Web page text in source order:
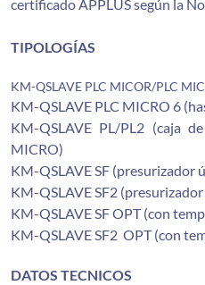
certificado APPLUS según la
TIPOLOGÍAS
KM-QSLAVE PLC MICOR/PLC
KM-QSLAVE PLC MICRO 6
KM-QSLAVE PL/PL2 (caja
MICRO)
KM-QSLAVE SF (presurizador
KM-QSLAVE SF2
KM-QSLAVE SF OPT (con
KM-QSLAVE SF2 OPT (con
DATOS TECNICOS